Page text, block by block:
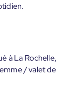
à La Rochelle,
/ valet de